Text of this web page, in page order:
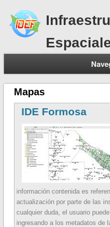
Mapas
IDE Formosa
información contenida es
actualización por parte de las
cualquier duda, el usuario
ingresando a los metadatos de